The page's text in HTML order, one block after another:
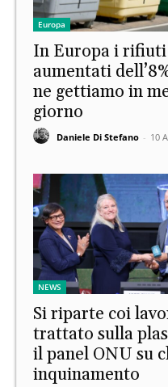
Europa
In Europa i
aumentati
ne gettiamo in
giorno
Daniele Di Stefano - 10
NEWS
Si riparte coi
trattato sulla
il panel ONU su
inquinamento